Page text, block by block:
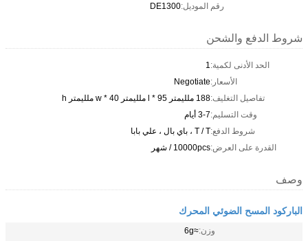
رقم الموديل:DE1300
شروط الدفع والشحن
الحد الأدنى لكمية:1
الأسعار:Negotiate
تفاصيل التغليف:188 ملليمتر l * 95 ملليمتر w * 40 ملليمتر h
وقت التسليم:3-7 أيام
شروط الدفع:T / T ، باي بال ، علي بابا
القدرة على العرض:10000pcs / شهر
وصف
الباركود المسح الضوئي المحرك
وزن:≈6g